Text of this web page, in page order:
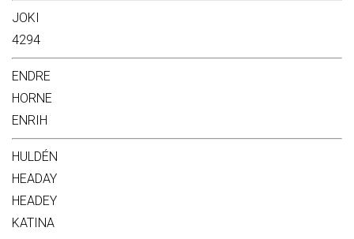
JOKI
4294
ENDRE
HORNE
ENRIH
HULDÉN
HEADAY
HEADEY
KATINA